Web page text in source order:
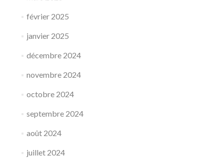
février 2025
janvier 2025
décembre 2024
novembre 2024
octobre 2024
septembre 2024
août 2024
juillet 2024